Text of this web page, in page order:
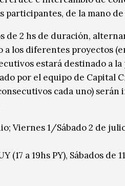
de la mano
de 2 hs de duración,
los diferentes proyectos
estará destinado a
por el equipo de Capital
cada uno) serán
Viernes 1/Sábado 2 de
(17 a 19hs PY), Sábados de